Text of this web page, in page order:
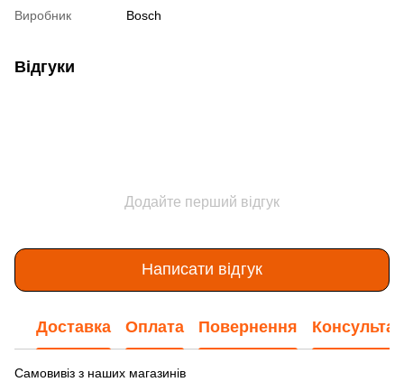
Виробник
Bosch
Відгуки
Додайте перший відгук
Написати відгук
Доставка Оплата Повернення
Самовивіз з наших магазинів